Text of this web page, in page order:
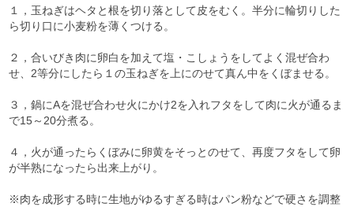
１，玉ねぎはヘタと根を切り落として皮をむく。半分に輪切りした
ら切り口に小麦粉を薄くつける。
２，合いびき肉に卵白を加えて塩・こしょうをしてよく混ぜ合わ
せ、2等分にしたら１の玉ねぎを上にのせて真ん中をくぼませる。
３，鍋にAを混ぜ合わせ火にかけ2を入れフタをして肉に火が通るま
で15～20分煮る。
４，火が通ったらくぼみに卵黄をそっとのせて、再度フタをして卵
が半熟になったら出来上がり。
※肉を成形する時に生地がゆるすぎる時はパン粉などで硬さを調整